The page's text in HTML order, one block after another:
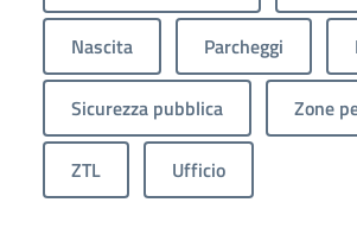
Nascita Parcheggi
Sicurezza pubblica Zone
ZTL Ufficio